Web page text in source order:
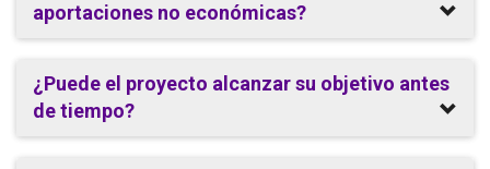
aportaciones no económicas?
¿Puede el proyecto alcanzar su objetivo antes
de tiempo?